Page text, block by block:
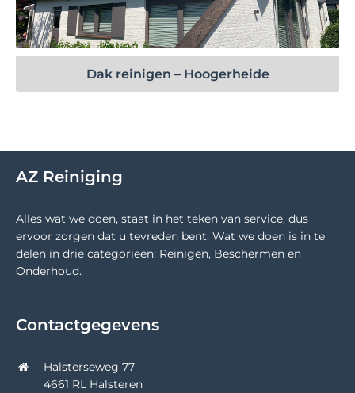
Bekijk project
Dak reinigen – Hoogerheide
AZ Reiniging
Alles wat we doen, staat in het teken van service, dus
ervoor zorgen dat u tevreden bent. Wat we doen is in te
delen in drie categorieën: Reinigen, Beschermen en
Onderhoud.
Contactgegevens
Halsterseweg 77
4661 RL Halsteren